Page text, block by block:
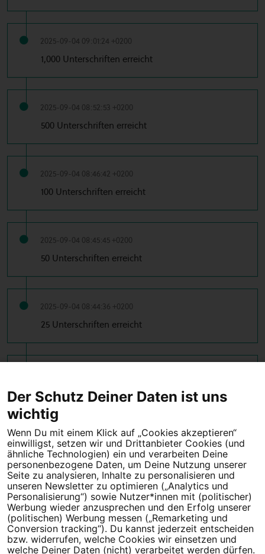
2025-09-04 09:01:24 +0200
1,000 Unterschriften erreicht
2025-09-04 08:52:53 +0200
500 Unterschriften erreicht
2025-09-04 08:46:42 +0200
100 Unterschriften erreicht
2025-09-04 08:45:45 +0200
50 Unterschriften erreicht
2025-09-04 08:44:36 +0200
25 Unterschriften erreicht
10 Unterschriften erreicht
Tipps für deine Petition
Darum WeAct
Partnerprogramm
Erfolgreiche Petitionen
FAQs
Nutzungsbedingungen
Datenschutz
Impressum
Der Schutz Deiner Daten ist uns
wichtig
Wenn Du mit einem Klick auf „Cookies akzeptieren“
einwilligst, setzen wir und Drittanbieter Cookies (und
ähnliche Technologien) ein und verarbeiten Deine
personenbezogene Daten, um Deine Nutzung unserer
Seite zu analysieren, Inhalte zu personalisieren und
unseren Newsletter zu optimieren („Analytics und
Personalisierung“) sowie Nutzer*innen mit (politischer)
Werbung wieder anzusprechen und den Erfolg unserer
(politischen) Werbung messen („Remarketing und
Conversion tracking“). Du kannst jederzeit entscheiden
bzw. widerrufen, welche Cookies wir einsetzen und
welche Deiner Daten (nicht) verarbeitet werden dürfen.